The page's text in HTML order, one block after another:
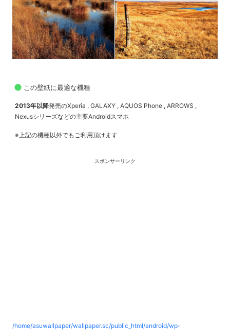
この壁紙に最適な機種
2013年以降発売のXperia , GALAXY , AQUOS Phone , ARROWS ,
Nexusシリーズなどの主要Androidスマホ
※上記の機種以外でもご利用頂けます
スポンサーリンク
/home/asuwallpaper/wallpaper.sc/public_html/android/wp-